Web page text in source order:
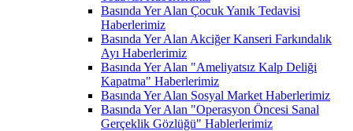
Basında Yer Alan Çocuk Yanık Tedavisi
Haberlerimiz
Basında Yer Alan Akciğer Kanseri Farkındalık
Ayı Haberlerimiz
Basında Yer Alan "Ameliyatsız Kalp Deliği
Kapatma" Haberlerimiz
Basında Yer Alan Sosyal Market Haberlerimiz
Basında Yer Alan "Operasyon Öncesi Sanal
Gerçeklik Gözlüğü" Hablerlerimiz